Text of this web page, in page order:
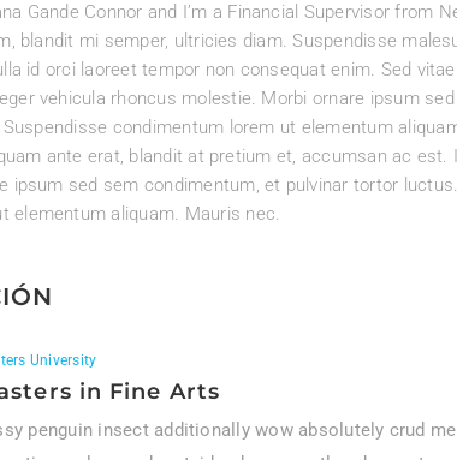
Gande Connor and I’m a Financial Supervisor from
blandit mi semper, ultricies diam. Suspendisse
id orci laoreet tempor non consequat enim. Sed
vehicula rhoncus molestie. Morbi ornare ipsum
condimentum lorem ut elementum
ante erat, blandit at pretium et, accumsan ac est.
ipsum sed sem condimentum, et pulvinar tortor
elementum aliquam. Mauris nec.
University
in Fine Arts
penguin insect additionally wow absolutely crud